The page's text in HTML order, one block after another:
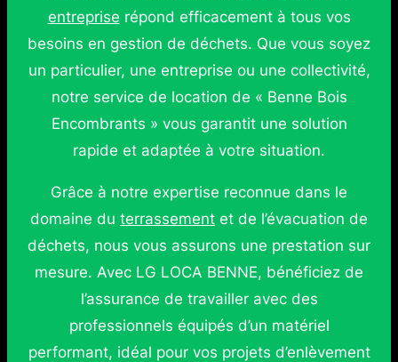
entreprise répond efficacement à tous vos
besoins en gestion de déchets. Que vous soyez
un particulier, une entreprise ou une collectivité,
notre service de location de « Benne Bois
Encombrants » vous garantit une solution
rapide et adaptée à votre situation.
Grâce à notre expertise reconnue dans le
domaine du terrassement et de l’évacuation de
déchets, nous vous assurons une prestation sur
mesure. Avec LG LOCA BENNE, bénéficiez de
l’assurance de travailler avec des
professionnels équipés d’un matériel
performant, idéal pour vos projets d’enlèvement